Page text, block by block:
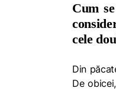
Cum
cele
Din
De